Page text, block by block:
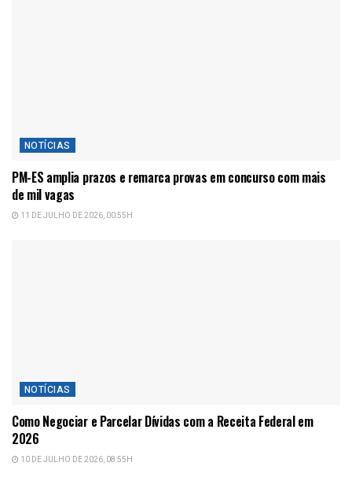
NOTÍCIAS
PM-ES amplia prazos e remarca provas em concurso com mais
de mil vagas
11 DE JULHO DE 2026, 00:55H
NOTÍCIAS
Como Negociar e Parcelar Dívidas com a Receita Federal em
2026
10 DE JULHO DE 2026, 08:55H